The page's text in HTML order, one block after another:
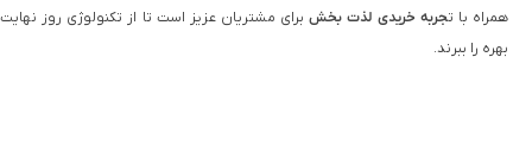
همراه با تجربه خریدی لذت‌ بخشبرای مشتریان عزیز است تا از تکنولوژی روز نهایت
بهره را ببرند.